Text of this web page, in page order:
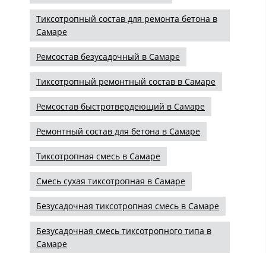
Тиксотропный состав для ремонта бетона в
Самаре
Ремсостав безусадочный в Самаре
Тиксотропный ремонтный состав в Самаре
Ремсостав быстротвердеющий в Самаре
Ремонтный состав для бетона в Самаре
Тиксотропная смесь в Самаре
Смесь сухая тиксотропная в Самаре
Безусадочная тиксотропная смесь в Самаре
Безусадочная смесь тиксотропного типа в
Самаре